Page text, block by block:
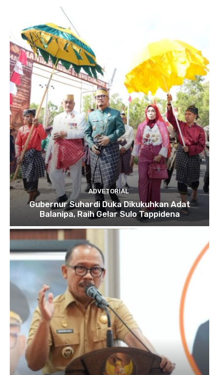
ADVETORIAL
Gubernur Suhardi Duka Dikukuhkan Adat
Balanipa, Raih Gelar Sulo Tappidena